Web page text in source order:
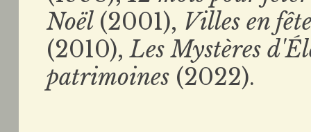
Noël (2001), Villes en
(2010),Les Mystères
patrimoines (2022).